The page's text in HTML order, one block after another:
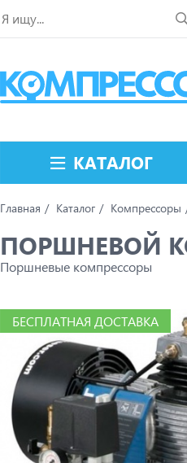
КАТАЛОГ
Главная Каталог Компрессоры
ПОРШНЕВОЙ
Поршневые компрессоры
БЕСПЛАТНАЯ ДОСТАВКА